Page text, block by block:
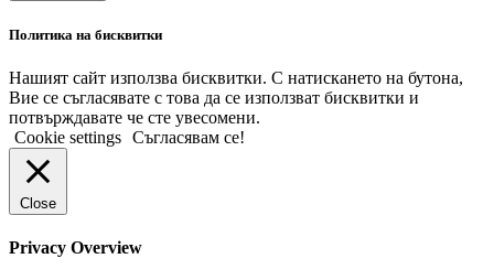
Политика на бисквитки
Нашият сайт използва бисквитки. С натискането на бутона,
Вие се съгласявате с това да се използват бисквитки и
потвърждавате че сте увесомени.
Cookie settings Съгласявам се!
Close
Privacy Overview